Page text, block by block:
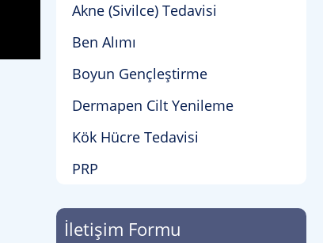
Akne (Sivilce) Tedavisi
Ben Alımı
Boyun Gençleştirme
Dermapen Cilt Yenileme
Kök Hücre Tedavisi
PRP
İletişim Formu